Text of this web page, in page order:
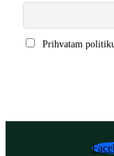
Prihvatam